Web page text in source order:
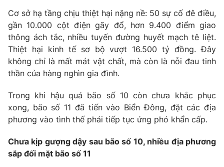
Photo Infographic
Video Shorts video
VTV Money
VTV Sức khoẻ Bất động sản
Thị trường 24h Tấm lòng Việt
Cơ sở hạ tầng chịu thiệt hại nặng nề: 50 sự cố đê điều,
gần 10.000 cột điện gãy đổ, hơn 9.400 điểm giao
thông ách tắc, nhiều tuyến đường huyết mạch tê liệt.
Thiệt hại kinh tế sơ bộ vượt 16.500 tỷ đồng. Đây
không chỉ là mất mát vật chất, mà còn là nỗi đau tinh
thần của hàng nghìn gia đình.
Trong khi hậu quả bão số 10 còn chưa khắc phục
xong, bão số 11 đã tiến vào Biển Đông, đặt các địa
phương vào tình thế phải tiếp tục ứng phó khẩn cấp.
Chưa kịp gượng dậy sau bão số 10, nhiều địa phương
sắp đối mặt bão số 11